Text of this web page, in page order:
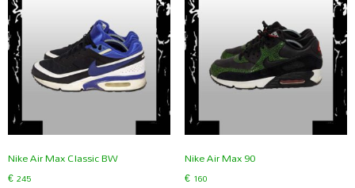
Nike Air Max Classic BW
€245
Nike Air Max 90
€160